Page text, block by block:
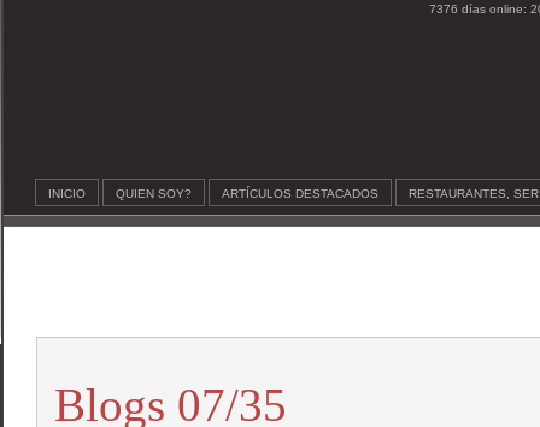
7376 días online:
INICIO QUIEN SOY? ARTÍCULOS DESTACADOS RESTAURANTES,
Blogs 07/35